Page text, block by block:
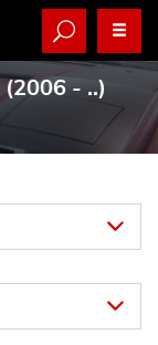
- ..)